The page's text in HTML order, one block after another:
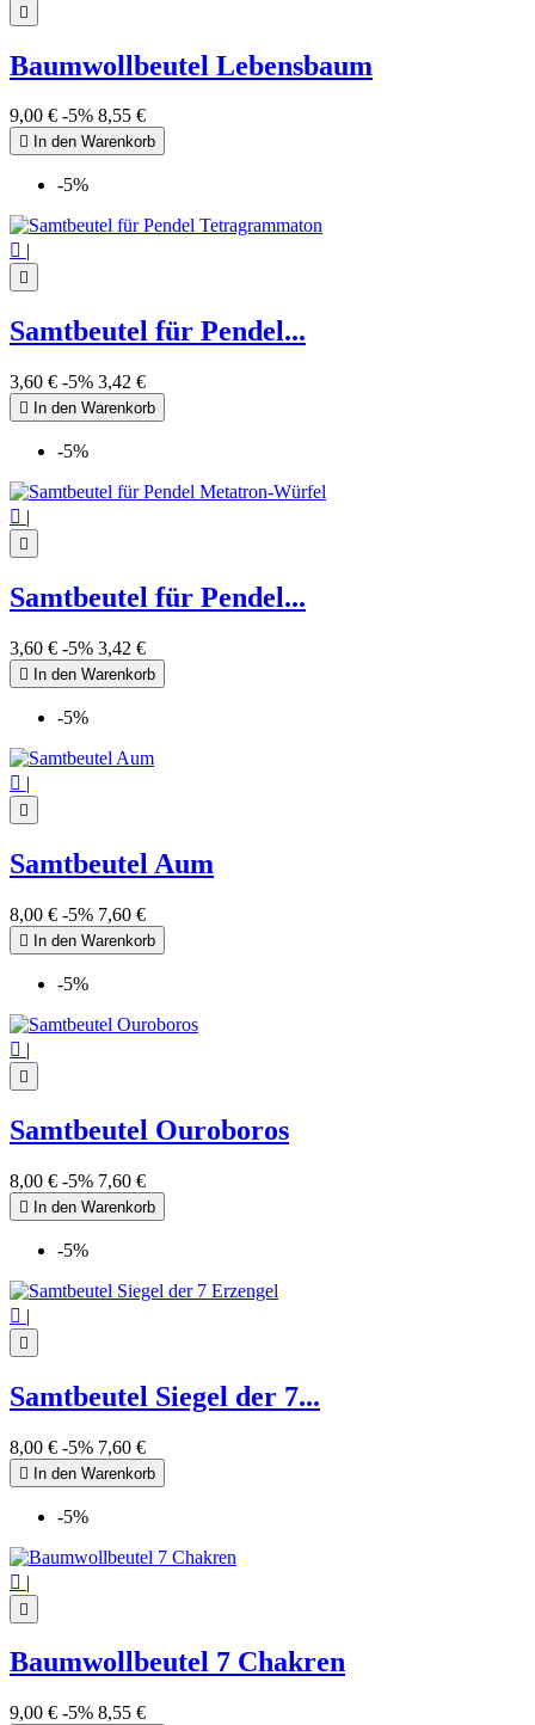

Baumwollbeutel Lebensbaum
9,00 € -5% 8,55 €
 In den Warenkorb
-5%


Samtbeutel für Pendel...
3,60 € -5% 3,42 €
 In den Warenkorb
-5%
 |

Samtbeutel für Pendel...
3,60 € -5% 3,42 €
 In den Warenkorb
-5%
 |

Samtbeutel Aum
8,00 € -5% 7,60 €
 In den Warenkorb
-5%
 |

Samtbeutel Ouroboros
8,00 € -5% 7,60 €
 In den Warenkorb
-5%
 |

Samtbeutel Siegel der 7...
8,00 € -5% 7,60 €
 In den Warenkorb
-5%
 |

Baumwollbeutel 7 Chakren
9,00 € -5% 8,55 €